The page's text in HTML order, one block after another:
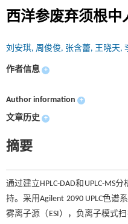
西洋参废弃须根中
刘安琪, 周俊俊, 张含蕾, 王晓天,
作者信息 +
Author information +
文章历史 +
摘要
通过建立HPLC-DAD和UPLC-
持。采用Agilent 2090 UPLC色谱
雾离子源（ESI），负离子模式扫